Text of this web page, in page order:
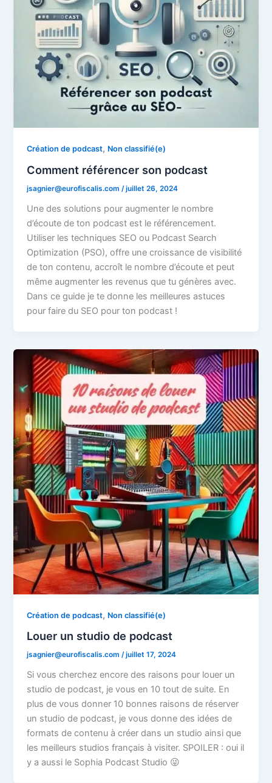
Création de podcast, Non classifié(e)
Comment référencer son podcast
jsagnier@eurofiscalis.com/juillet 26, 2024
Une des solutions pour augmenter le nombre
d’écoute de ton podcast est le référencement.
Utiliser les techniques SEO ou Podcast Search
Optimization (PSO), offre une croissance de visibilité
de ton contenu, accroît le nombre d’écoute et peut
même augmenter les revenus que tu génères avec.
Dans ce guide je te donne les meilleures astuces
pour faire du SEO pour ton podcast !
Création de podcast, Non classifié(e)
Louer un studio de podcast
jsagnier@eurofiscalis.com/juillet 17, 2024
Si vous cherchez encore des raisons pour louer un
studio de podcast, je vous en 10 tout de suite. En
plus de vous donner 10 bonnes raisons de réserver
un studio de podcast, je vous donne des idées de
formats de contenu à créer dans un studio ainsi que
les meilleurs studios français à visiter. SPOILER : oui il
y a aussi le Sophia Podcast Studio 😜